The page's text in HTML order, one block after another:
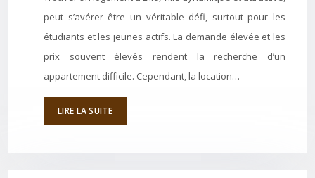
peut s’avérer être un véritable défi, surtout pour les
étudiants et les jeunes actifs. La demande élevée et les
prix souvent élevés rendent la recherche d’un
appartement difficile. Cependant, la location…
LIRE LA SUITE